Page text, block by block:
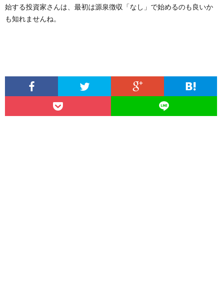
始する投資家さんは、最初は源泉徴収「なし」で始めるのも良いか
も知れませんね。